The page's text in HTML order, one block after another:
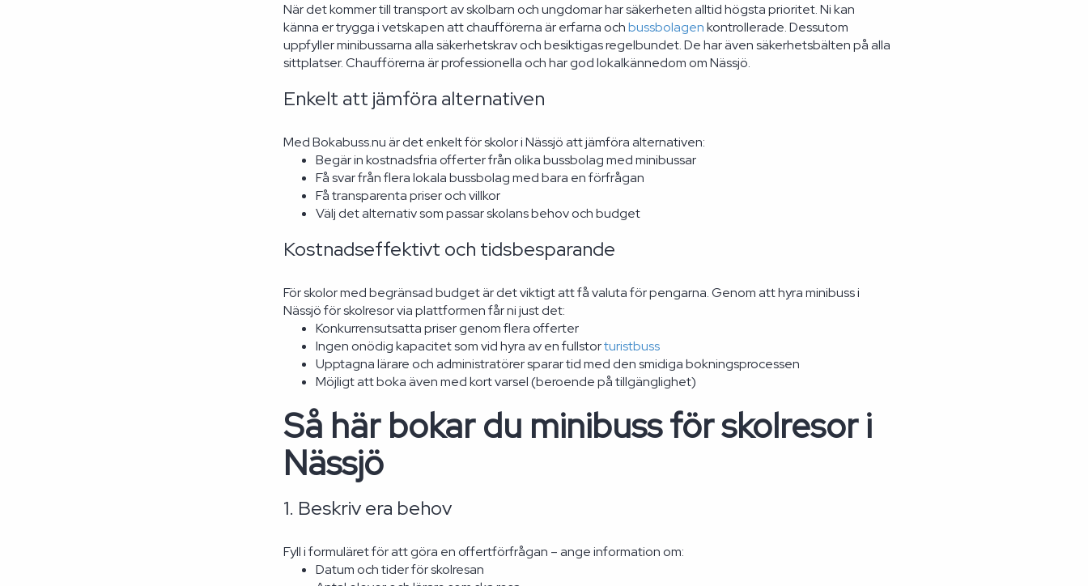
När det kommer till transport av skolbarn och ungdomar har säkerheten alltid högsta prioritet. Ni kan
känna er trygga i vetskapen att chaufförerna är erfarna ochbussbolagenkontrollerade. Dessutom
uppfyller minibussarna alla säkerhetskrav och besiktigas regelbundet. De har även säkerhetsbälten på alla
sittplatser. Chaufförerna är professionella och har god lokalkännedom om Nässjö.
Enkelt att jämföra alternativen
Med Bokabuss.nu är det enkelt för skolor i Nässjö att jämföra alternativen:
Begär in kostnadsfria offerter från olika bussbolag med minibussar
Få svar från flera lokala bussbolag med bara en förfrågan
Få transparenta priser och villkor
Välj det alternativ som passar skolans behov och budget
Kostnadseffektivt och tidsbesparande
För skolor med begränsad budget är det viktigt att få valuta för pengarna. Genom att hyra minibuss i
Nässjö för skolresor via plattformen får ni just det:
Konkurrensutsatta priser genom flera offerter
Ingen onödig kapacitet som vid hyra av en fullstorturistbuss
Upptagna lärare och administratörer sparar tid med den smidiga bokningsprocessen
Möjligt att boka även med kort varsel (beroende på tillgänglighet)
Så här bokar du minibuss för skolresor i
Nässjö
1. Beskriv era behov
Fyll i formuläret för att göra en offertförfrågan – ange information om:
Datum och tider för skolresan